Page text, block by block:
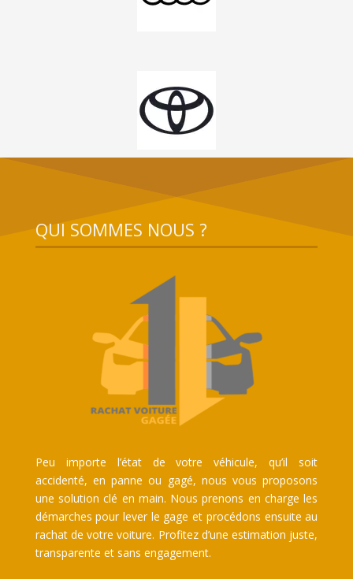
QUI SOMMES NOUS ?
Peu importe l’état de votre véhicule, qu’il soit
accidenté, en panne ou gagé, nous vous proposons
une solution clé en main. Nous prenons en charge les
démarches pour lever le gage et procédons ensuite au
rachat de votre voiture. Profitez d’une estimation juste,
transparente et sans engagement.